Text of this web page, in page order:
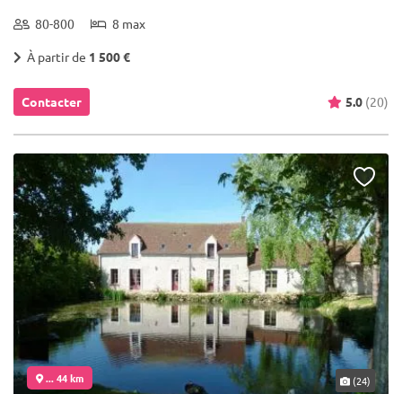
80-800 8 max
À partir de 1 500 €
Contacter 5.0 (20)
... 44 km (24)